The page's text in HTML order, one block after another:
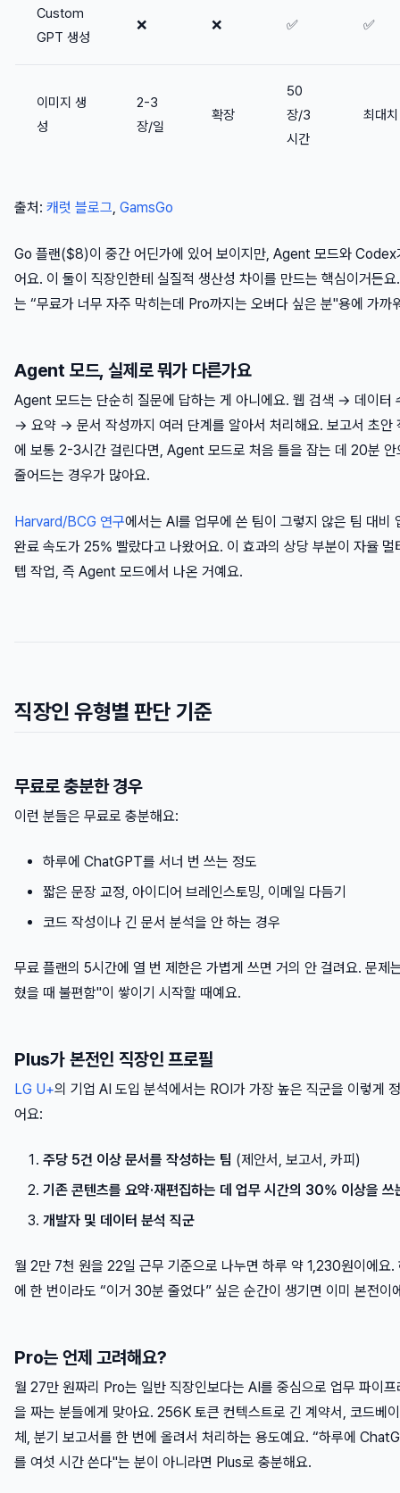
Custom
GPT 생성
❌ ❌ ✅ ✅
이미지 생
성
2-3
장/일
확장
50
장/3
시간
최대치
출처: 캐럿 블로그, GamsGo
Go 플랜($8)이 중간 어딘가에 있어 보이지만, Agent 모드와 Codex
어요. 이 둘이 직장인한테 실질적 생산성 차이를 만드는 핵심이거든
는 “무료가 너무 자주 막히는데 Pro까지는 오버다 싶은 분"용에 가까
Agent 모드, 실제로 뭐가 다른가요
Agent 모드는 단순히 질문에 답하는 게 아니에요. 웹 검색 → 데이터
→ 요약 → 문서 작성까지 여러 단계를 알아서 처리해요. 보고서 초안
에 보통 2-3시간 걸린다면, Agent 모드로 처음 틀을 잡는 데 20분 안
줄어드는 경우가 많아요.
Harvard/BCG 연구에서는 AI를 업무에 쓴 팀이 그렇지 않은 팀 대비
완료 속도가 25% 빨랐다고 나왔어요. 이 효과의 상당 부분이 자율 멀
텝 작업, 즉 Agent 모드에서 나온 거예요.
직장인 유형별 판단 기준
무료로 충분한 경우
이런 분들은 무료로 충분해요:
하루에 ChatGPT를 서너 번 쓰는 정도
짧은 문장 교정, 아이디어 브레인스토밍, 이메일 다듬기
코드 작성이나 긴 문서 분석을 안 하는 경우
무료 플랜의 5시간에 열 번 제한은 가볍게 쓰면 거의 안 걸려요. 문제
혔을 때 불편함"이 쌓이기 시작할 때예요.
Plus가 본전인 직장인 프로필
LG U+의 기업 AI 도입 분석에서는 ROI가 가장 높은 직군을 이렇게
어요:
주당 5건 이상 문서를 작성하는 팀 (제안서, 보고서, 카피)
기존 콘텐츠를 요약·재편집하는 데 업무 시간의 30% 이상을 쓰
개발자 및 데이터 분석 직군
월 2만 7천 원을 22일 근무 기준으로 나누면 하루 약 1,230원이에요.
에 한 번이라도 “이거 30분 줄었다” 싶은 순간이 생기면 이미 본전이
Pro는 언제 고려해요?
월 27만 원짜리 Pro는 일반 직장인보다는 AI를 중심으로 업무 파이프
을 짜는 분들에게 맞아요. 256K 토큰 컨텍스트로 긴 계약서, 코드베
체, 분기 보고서를 한 번에 올려서 처리하는 용도예요. “하루에
를 여섯 시간 쓴다"는 분이 아니라면 Plus로 충분해요.